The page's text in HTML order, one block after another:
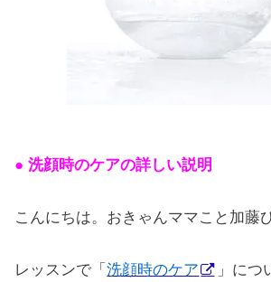
● 洗顔時のケアの詳しい説明
こんにちは。おきゃんママこと加藤
レッスンで「洗顔時のケア
」につ